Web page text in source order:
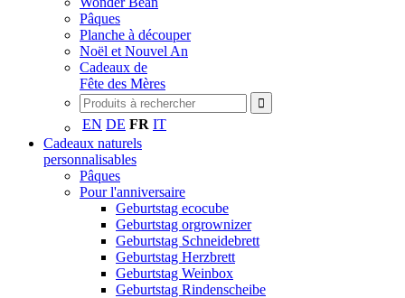
Pâques
Planche à découper
Noël et Nouvel An
Cadeaux de
Fête des Mères
EN DE FR IT
Cadeaux naturels
personnalisables
Pâques
Pour l'anniversaire
Geburtstag ecocube
Geburtstag orgrownizer
Geburtstag Schneidebrett
Geburtstag Herzbrett
Geburtstag Weinbox
Geburtstag Rindenscheibe